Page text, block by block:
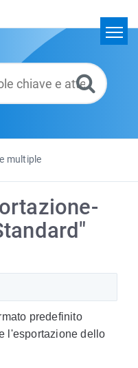
multiple
predefinito
l'esportazione dello